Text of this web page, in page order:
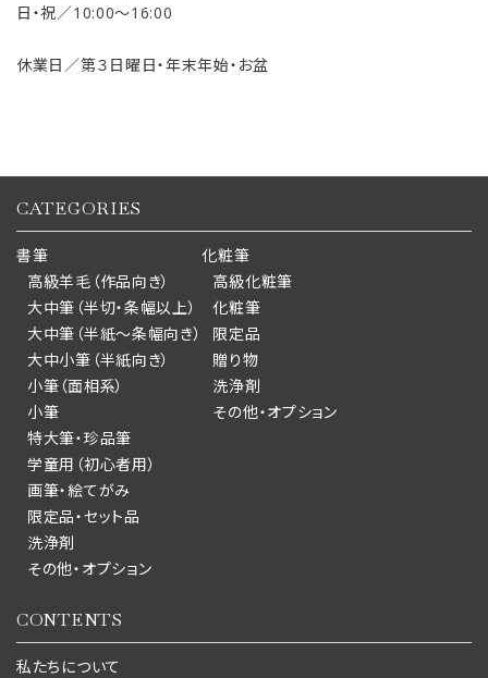
日・祝／10:00〜16:00
休業日／第３日曜日・年末年始・お盆
CATEGORIES
書筆
高級羊毛（作品向き）
大中筆（半切・条幅以上）
大中筆（半紙～条幅向き）
大中小筆（半紙向き）
小筆（面相系）
小筆
特大筆・珍品筆
学童用（初心者用）
画筆・絵てがみ
限定品・セット品
洗浄剤
その他・オプション
化粧筆
高級化粧筆
化粧筆
限定品
贈り物
洗浄剤
その他・オプション
CONTENTS
私たちについて